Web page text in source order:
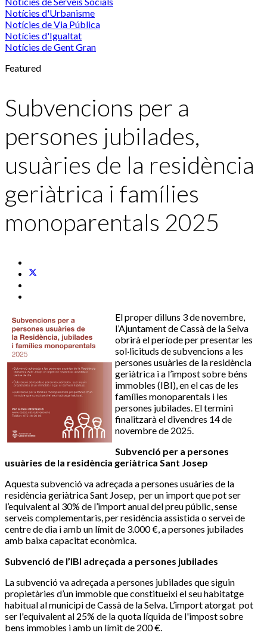
Notícies d'Urbanisme
Notícies de Via Pública
Notícies d'Igualtat
Notícies de Gent Gran
Featured
Subvencions per a
persones jubilades,
usuàries de la residència
geriàtrica i famílies
monoparentals 2025
El proper dilluns 3 de novembre,
l’Ajuntament de Cassà de la Selva
obrirà el període per presentar les
sol·licituds de subvencions a les
persones usuàries de la residència
geriàtrica i a l’impost sobre béns
immobles (IBI), en el cas de les
famílies monoparentals i les
persones jubilades. El termini
finalitzarà el divendres 14 de
novembre de 2025.
Subvenció per a persones
usuàries de la residència geriàtrica Sant Josep
Aquesta subvenció va adreçada a persones usuàries de la
residència geriàtrica Sant Josep, per un import que pot ser
l’equivalent al 30% de l’import anual del preu públic, sense
serveis complementaris, per residència assistida o servei de
centre de dia i amb un límit de 3.000 €, a persones jubilades
amb baixa capacitat econòmica.
Subvenció de l’IBI adreçada a persones jubilades
La subvenció va adreçada a persones jubilades que siguin
propietàries d’un immoble que constitueixi el seu habitatge
habitual al municipi de Cassà de la Selva. L’import atorgat pot
ser l'equivalent al 25% de la quota líquida de l'impost sobre
bens immobles i amb un límit de 200 €.